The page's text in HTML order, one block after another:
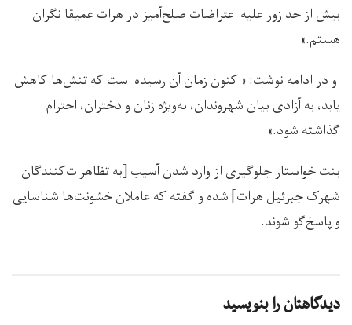
بیش از حد زور علیه اعتراضات صلح‌آمیز در هرات عمیقا نگران
هستم‌.»
او در ادامه نوشت: «اکنون زمان آن رسیده است که تنش‌ها کاهش
یابد، به آزادی بیان شهروندان، به‌ویژه زنان و دختران، احترام
گذاشته شود.»
بنت خواستار جلوگیری از وارد شدن آسیب [به تظاهرات‌کنندگان
شهرک جبرئیل هرات] شده و گفته که عاملان خشونت‌ها شناسایی
و پاسخ‌گو شوند.
دیدگاهتان را بنویسید